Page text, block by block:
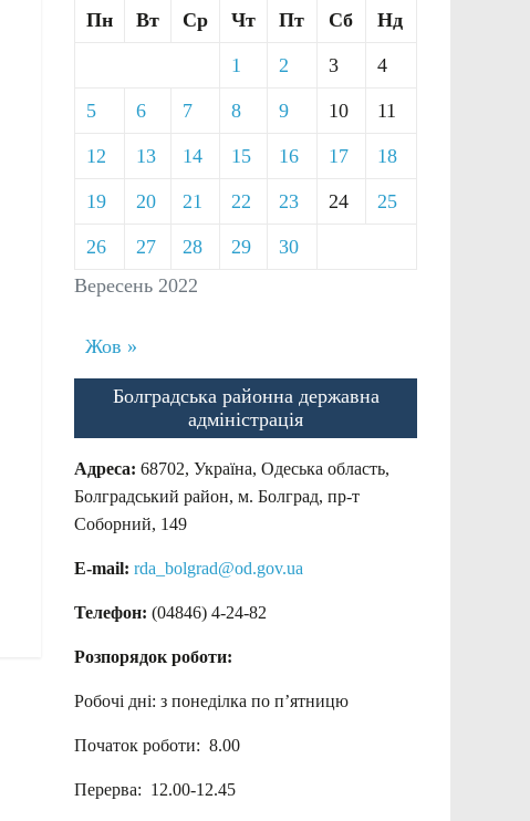
Вересень 2022
Пн Вт Ср Чт Пт Сб Нд
1 2 3 4
5 6 7 8 9 10 11
12 13 14 15 16 17 18
19 20 21 22 23 24 25
26 27 28 29 30
Жов »
Болградська районна державна
адміністрація
Адреса: 68702, Україна, Одеська область,
Болградський район, м. Болград, пр-т
Соборний, 149
E-mail: rda_bolgrad@od.gov.ua
Телефон: (04846) 4-24-82
Розпорядок роботи:
Робочі дні: з понеділка по п’ятницю
Початок роботи: 8.00
Перерва: 12.00-12.45